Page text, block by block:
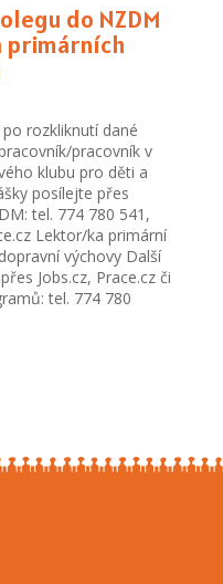
do NZDM
primárních
rozkliknutí dané
pracovník v
klubu pro děti a
posílejte přes
tel. 774 780 541,
Lektor/ka primární
výchovy Další
Jobs.cz, Prace.cz či
tel. 774 780